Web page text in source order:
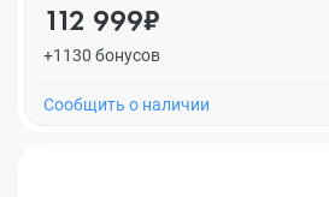
112 999₽
+1130 бонусов
Cообщить о наличии